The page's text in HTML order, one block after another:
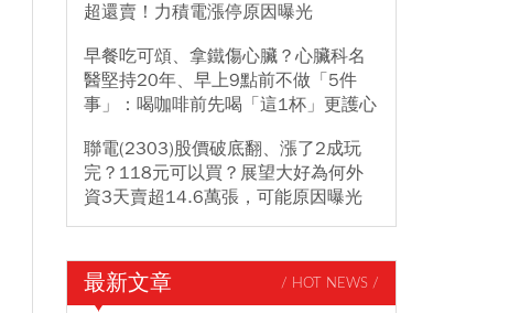
超還賣！力積電漲停原因曝光
早餐吃可頌、拿鐵傷心臟？心臟科名
醫堅持20年、早上9點前不做「5件
事」：喝咖啡前先喝「這1杯」更護心
聯電(2303)股價破底翻、漲了2成玩
完？118元可以買？展望大好為何外
資3天賣超14.6萬張，可能原因曝光
最新文章 / HOT NEWS /